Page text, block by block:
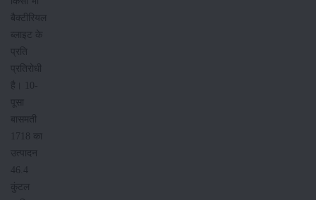
बैक्टीरियल
ब्लाइट के
प्रति
प्रतिरोधी
है। 10-
पूसा
बासमती
1718 का
उत्पादन
46.4
कुंटल